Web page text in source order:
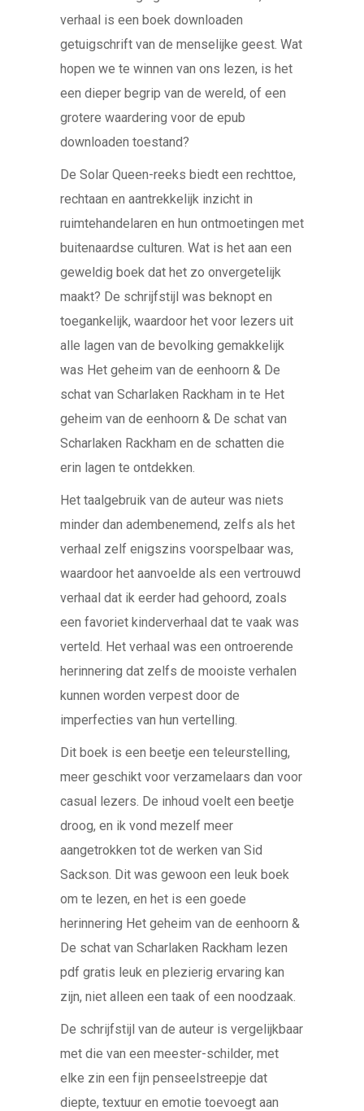
verhaal is een boek downloaden
getuigschrift van de menselijke geest. Wat
hopen we te winnen van ons lezen, is het
een dieper begrip van de wereld, of een
grotere waardering voor de epub
downloaden toestand?
De Solar Queen-reeks biedt een rechttoe,
rechtaan en aantrekkelijk inzicht in
ruimtehandelaren en hun ontmoetingen met
buitenaardse culturen. Wat is het aan een
geweldig boek dat het zo onvergetelijk
maakt? De schrijfstijl was beknopt en
toegankelijk, waardoor het voor lezers uit
alle lagen van de bevolking gemakkelijk
was Het geheim van de eenhoorn & De
schat van Scharlaken Rackham in te Het
geheim van de eenhoorn & De schat van
Scharlaken Rackham en de schatten die
erin lagen te ontdekken.
Het taalgebruik van de auteur was niets
minder dan adembenemend, zelfs als het
verhaal zelf enigszins voorspelbaar was,
waardoor het aanvoelde als een vertrouwd
verhaal dat ik eerder had gehoord, zoals
een favoriet kinderverhaal dat te vaak was
verteld. Het verhaal was een ontroerende
herinnering dat zelfs de mooiste verhalen
kunnen worden verpest door de
imperfecties van hun vertelling.
Dit boek is een beetje een teleurstelling,
meer geschikt voor verzamelaars dan voor
casual lezers. De inhoud voelt een beetje
droog, en ik vond mezelf meer
aangetrokken tot de werken van Sid
Sackson. Dit was gewoon een leuk boek
om te lezen, en het is een goede
herinnering Het geheim van de eenhoorn &
De schat van Scharlaken Rackham lezen
pdf gratis leuk en plezierig ervaring kan
zijn, niet alleen een taak of een noodzaak.
De schrijfstijl van de auteur is vergelijkbaar
met die van een meester-schilder, met
elke zin een fijn penseelstreepje dat
diepte, textuur en emotie toevoegt aan